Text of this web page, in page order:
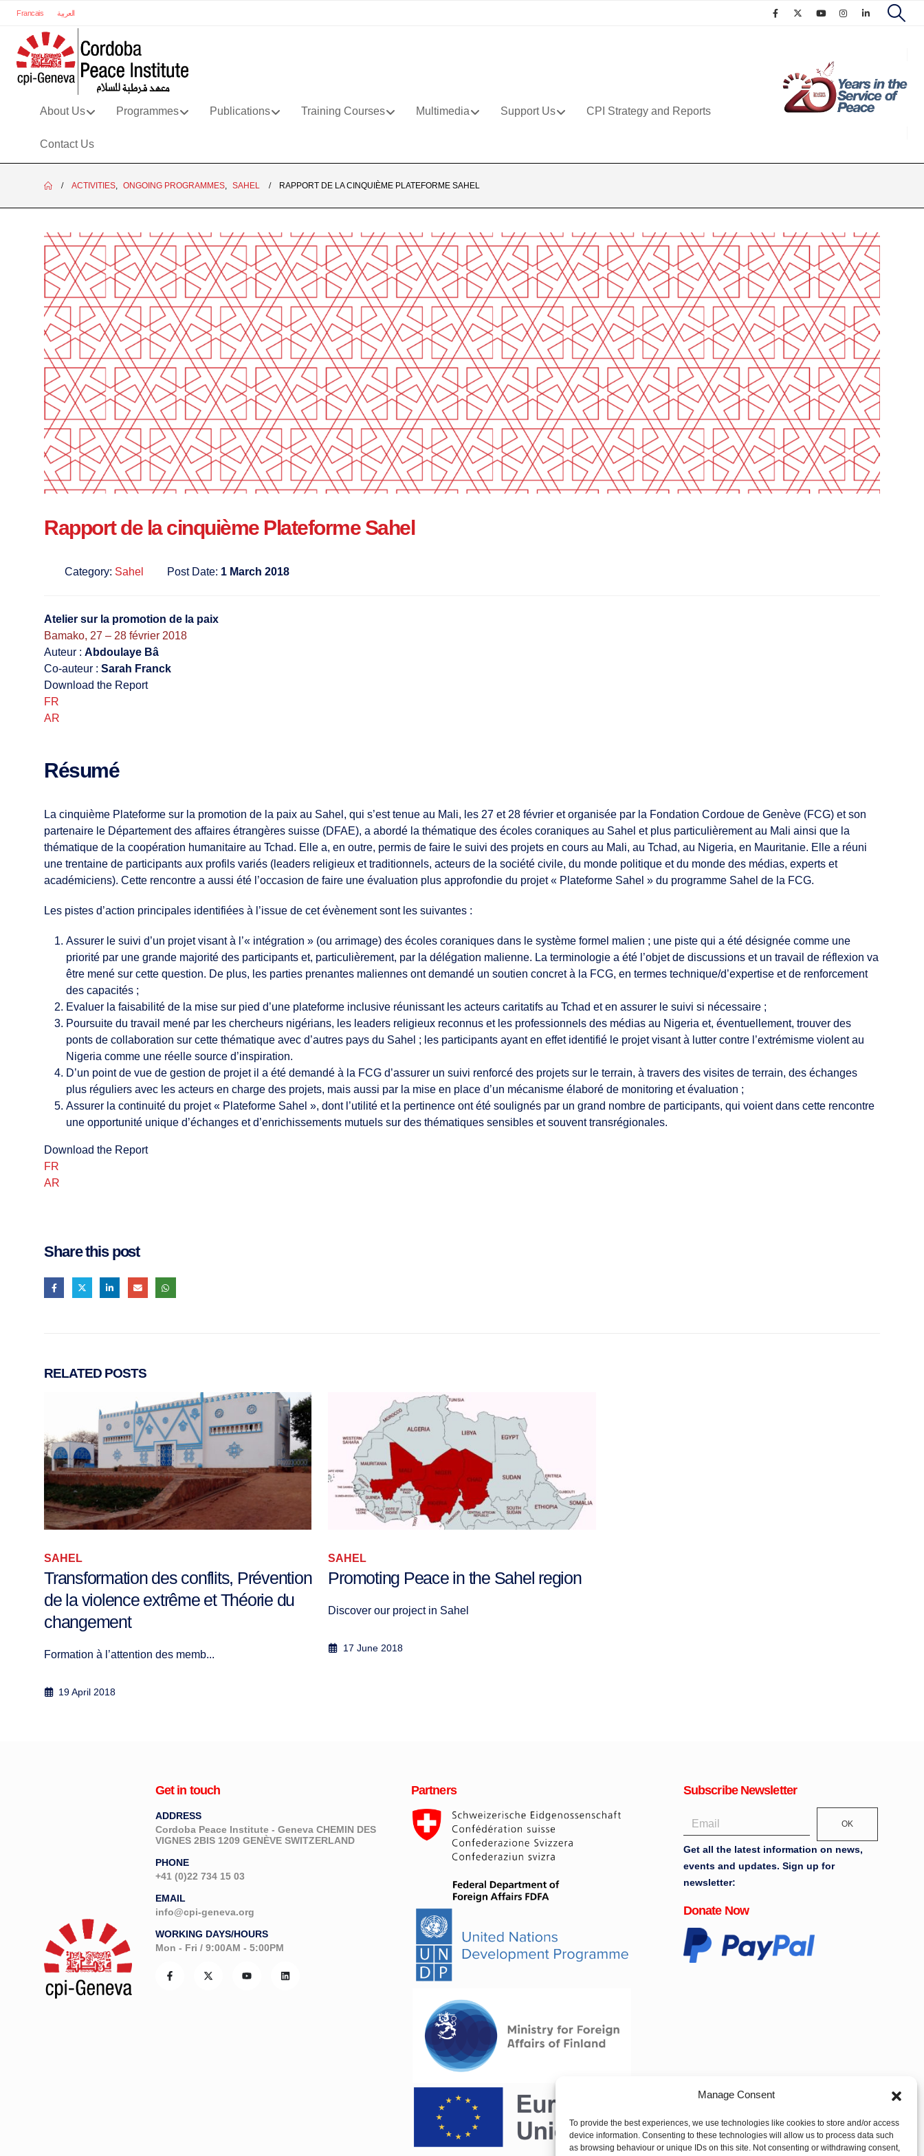
Manage Consent
To provide the best experiences, we use technologies like cookies to store and/or access
device information. Consenting to these technologies will allow us to process data such
as browsing behaviour or unique IDs on this site. Not consenting or withdrawing consent,
Francais العربية
About Us Programmes Publications Training Courses Multimedia Support Us CPI Strategy and Reports
Contact Us
ACTIVITIES ONGOING PROGRAMMES SAHEL RAPPORT DE LA CINQUIÈME PLATEFORME SAHEL
Rapport de la cinquième Plateforme Sahel
Category: Sahel Post Date: 1 March 2018
Atelier sur la promotion de la paix
Bamako, 27 – 28 février 2018
Auteur : Abdoulaye Bâ
Co-auteur : Sarah Franck
Download the Report
FR
AR
Résumé
La cinquième Plateforme sur la promotion de la paix au Sahel, qui s’est tenue au Mali, les 27 et 28 février et organisée par la Fondation Cordoue de Genève (FCG) et son
partenaire le Département des affaires étrangères suisse (DFAE), a abordé la thématique des écoles coraniques au Sahel et plus particulièrement au Mali ainsi que la
thématique de la coopération humanitaire au Tchad. Elle a, en outre, permis de faire le suivi des projets en cours au Mali, au Tchad, au Nigeria, en Mauritanie. Elle a réuni
une trentaine de participants aux profils variés (leaders religieux et traditionnels, acteurs de la société civile, du monde politique et du monde des médias, experts et
académiciens). Cette rencontre a aussi été l’occasion de faire une évaluation plus approfondie du projet « Plateforme Sahel » du programme Sahel de la FCG.
Les pistes d’action principales identifiées à l’issue de cet évènement sont les suivantes :
Assurer le suivi d’un projet visant à l’« intégration » (ou arrimage) des écoles coraniques dans le système formel malien ; une piste qui a été désignée comme une
priorité par une grande majorité des participants et, particulièrement, par la délégation malienne. La terminologie a été l’objet de discussions et un travail de réflexion va
être mené sur cette question. De plus, les parties prenantes maliennes ont demandé un soutien concret à la FCG, en termes technique/d’expertise et de renforcement
des capacités ;
Evaluer la faisabilité de la mise sur pied d’une plateforme inclusive réunissant les acteurs caritatifs au Tchad et en assurer le suivi si nécessaire ;
Poursuite du travail mené par les chercheurs nigérians, les leaders religieux reconnus et les professionnels des médias au Nigeria et, éventuellement, trouver des
ponts de collaboration sur cette thématique avec d’autres pays du Sahel ; les participants ayant en effet identifié le projet visant à lutter contre l’extrémisme violent au
Nigeria comme une réelle source d’inspiration.
D’un point de vue de gestion de projet il a été demandé à la FCG d’assurer un suivi renforcé des projets sur le terrain, à travers des visites de terrain, des échanges
plus réguliers avec les acteurs en charge des projets, mais aussi par la mise en place d’un mécanisme élaboré de monitoring et évaluation ;
Assurer la continuité du projet « Plateforme Sahel », dont l’utilité et la pertinence ont été soulignés par un grand nombre de participants, qui voient dans cette rencontre
une opportunité unique d’échanges et d’enrichissements mutuels sur des thématiques sensibles et souvent transrégionales.
Download the Report
FR
AR
Share this post
RELATED POSTS
SAHEL
Transformation des conflits, Prévention
de la violence extrême et Théorie du
changement
Formation à l’attention des memb...
19 April 2018
SAHEL
Promoting Peace in the Sahel region
Discover our project in Sahel
17 June 2018
Get in touch
ADDRESS
Cordoba Peace Institute - Geneva CHEMIN DES
VIGNES 2BIS 1209 GENÈVE SWITZERLAND
PHONE
+41 (0)22 734 15 03
EMAIL
info@cpi-geneva.org
WORKING DAYS/HOURS
Mon - Fri / 9:00AM - 5:00PM
Partners Subscribe Newsletter
OK
Get all the latest information on news,
events and updates. Sign up for
newsletter:
Donate Now